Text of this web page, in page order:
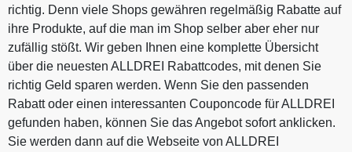
richtig. Denn viele Shops gewähren regelmäßig Rabatte auf
ihre Produkte, auf die man im Shop selber aber eher nur
zufällig stößt. Wir geben Ihnen eine komplette Übersicht
über die neuesten ALLDREI Rabattcodes, mit denen Sie
richtig Geld sparen werden. Wenn Sie den passenden
Rabatt oder einen interessanten Couponcode für ALLDREI
gefunden haben, können Sie das Angebot sofort anklicken.
Sie werden dann auf die Webseite von ALLDREI